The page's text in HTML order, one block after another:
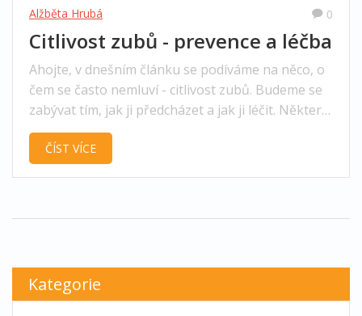
Alžběta Hrubá
0
Citlivost zubů - prevence a léčba
Ahojte, v dnešním článku se podíváme na něco, o
čem se často nemluví - citlivost zubů. Budeme se
zabývat tím, jak ji předcházet a jak ji léčit. Některé
z vás možná trápí, stejně jako mě, bolest při
konzumaci studených nebo teplých pokrmů a
ČÍST VÍCE
Kategorie